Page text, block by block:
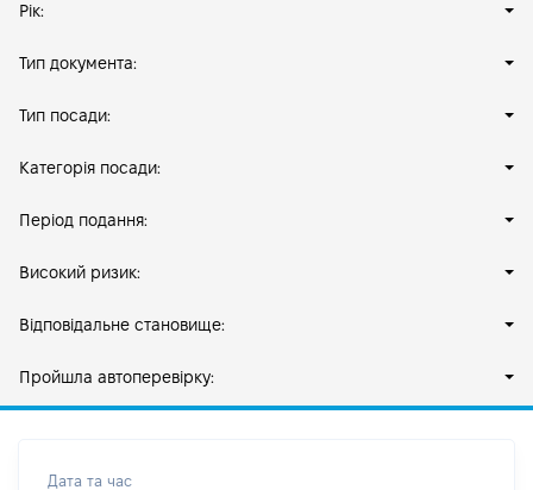
Рік:
Тип документа:
Тип посади:
Категорія посади:
Період подання:
Високий ризик:
Відповідальне становище:
Пройшла автоперевірку:
Дата та час